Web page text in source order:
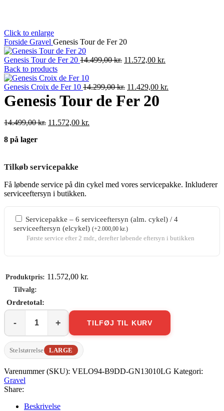
Click to enlarge
Forside Gravel Genesis Tour de Fer 20
Genesis Tour de Fer 20 14.499,00kr. Den
var:
14.499,00 kr..
11.572,00 kr.
er:
Back to products
Genesis Croix de Fer 10 14.299,00kr. Den
oprindelige
pris
11.429,00 kr.
Genesis Tour de Fer 20
14.499,00kr. Den
11.572,00 kr.
8 på lager
Tilkøb servicepakke
Få løbende service på din cykel med vores servicepakke. Inkluderer
serviceeftersyn i butikken.
Servicepakke – 6 serviceeftersyn (alm. cykel) / 4
serviceeftersyn (elcykel) (+2.000,00 kr.)
Første service efter 2 mdr., derefter løbende eftersyn i butikken
11.572,00 kr.
Genesis
Tour
de
Fer
antal
TILFØJ TIL KURV
Stelstørrelse LARGE
Varenummer (SKU): VELO94-B9DD-GN13010LG Kategori:
Gravel
Share:
Beskrivelse